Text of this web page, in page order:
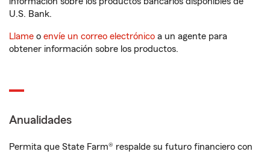
U.S. Bank.
Llame o envíe un correo electrónico a un agente para
obtener información sobre los productos.
Anualidades
Permita que State Farm® respalde su futuro financiero con